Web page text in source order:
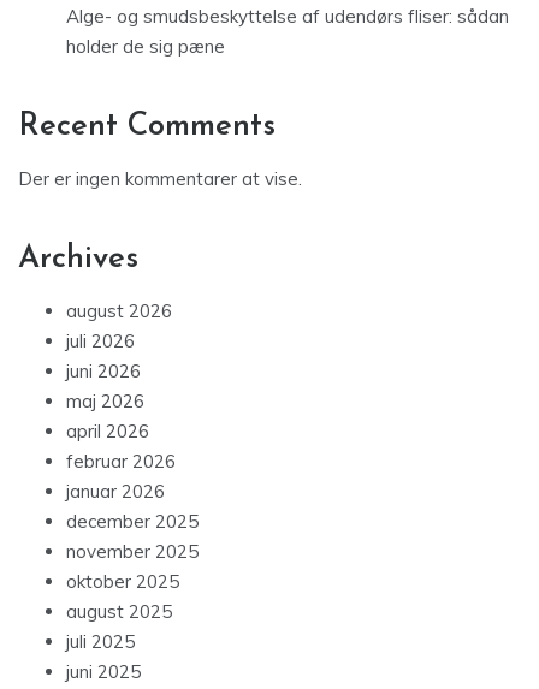
Alge- og smudsbeskyttelse af udendørs fliser: sådan
holder de sig pæne
Recent Comments
Der er ingen kommentarer at vise.
Archives
august 2026
juli 2026
juni 2026
maj 2026
april 2026
februar 2026
januar 2026
december 2025
november 2025
oktober 2025
august 2025
juli 2025
juni 2025